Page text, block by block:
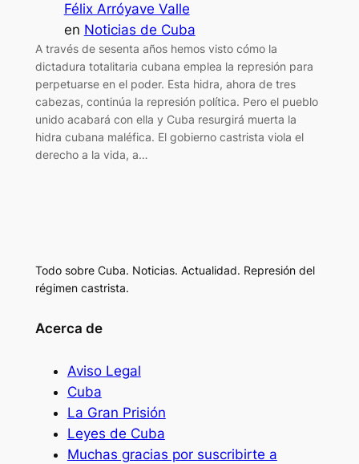
Félix Arróyave Valle
en Noticias de Cuba
A través de sesenta años hemos visto cómo la
dictadura totalitaria cubana emplea la represión para
perpetuarse en el poder. Esta hidra, ahora de tres
cabezas, continúa la represión política. Pero el pueblo
unido acabará con ella y Cuba resurgirá muerta la
hidra cubana maléfica. El gobierno castrista viola el
derecho a la vida, a…
Todo sobre Cuba. Noticias. Actualidad. Represión del
régimen castrista.
Acerca de
Aviso Legal
Cuba
La Gran Prisión
Leyes de Cuba
Muchas gracias por suscribirte a